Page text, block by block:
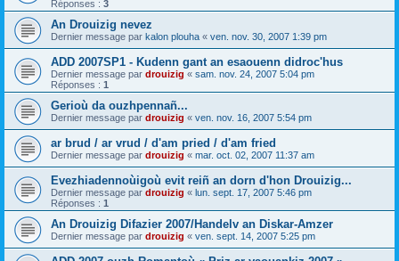
Réponses : 3
An Drouizig nevez
Dernier message par kalon plouha « ven. nov. 30, 2007 1:39 pm
ADD 2007SP1 - Kudenn gant an esaouenn didroc'hus
Dernier message par drouizig « sam. nov. 24, 2007 5:04 pm
Réponses : 1
Gerioù da ouzhpennañ...
Dernier message par drouizig « ven. nov. 16, 2007 5:54 pm
ar brud / ar vrud / d'am pried / d'am fried
Dernier message par drouizig « mar. oct. 02, 2007 11:37 am
Evezhiadennoùigoù evit reiñ an dorn d'hon Drouizig...
Dernier message par drouizig « lun. sept. 17, 2007 5:46 pm
Réponses : 1
An Drouizig Difazier 2007/Handelv an Diskar-Amzer
Dernier message par drouizig « ven. sept. 14, 2007 5:25 pm